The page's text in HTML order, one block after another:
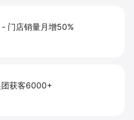
- 门店销量月增50%
获客6000+